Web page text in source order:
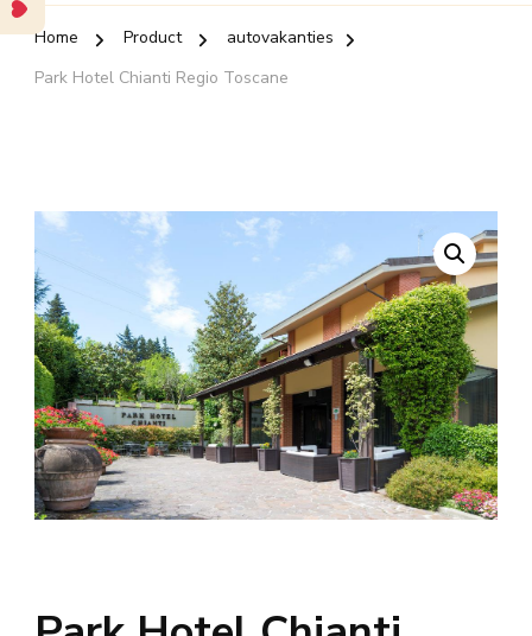
Home Product
autovakanties
Park Hotel Chianti Regio Toscane